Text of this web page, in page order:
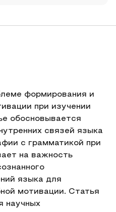
формирования и
при изучении
обосновывается
связей языка
с грамматикой при
на важность
языка для
мотивации. Статья
научных